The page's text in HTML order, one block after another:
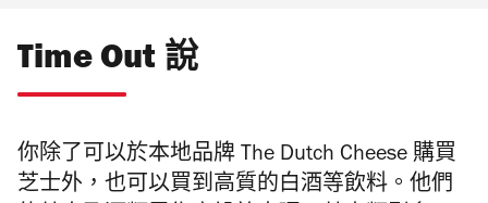
Time Out 說
你除了可以於本地品牌 The Dutch Cheese 購買
芝士外，也可以買到高質的白酒等飲料。他們